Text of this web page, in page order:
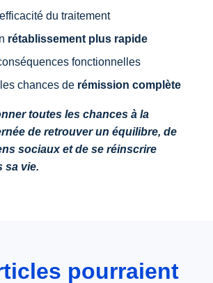
du traitement
rétablissement plus rapide
fonctionnelles
chances de rémission complète
toutes les chances à la
de retrouver un équilibre, de
sociaux et de se réinscrire
sa vie.
pourraient